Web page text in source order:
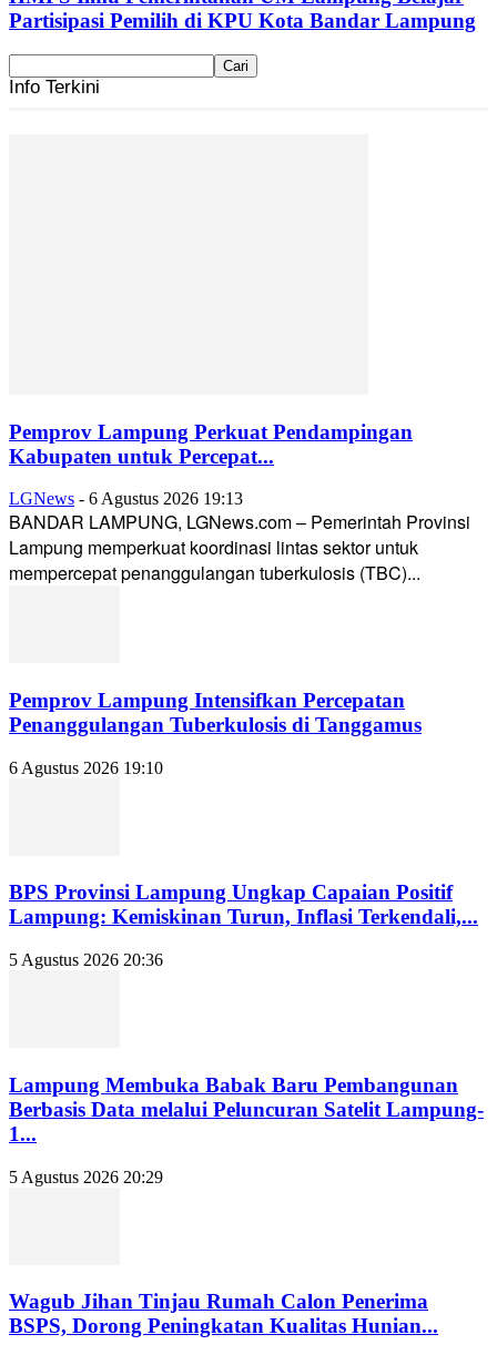
Partisipasi Pemilih di KPU Kota Bandar Lampung
Info Terkini
Pemprov Lampung Perkuat Pendampingan
Kabupaten untuk Percepat...
LGNews - 6 Agustus 2026 19:13
BANDAR LAMPUNG, LGNews.com – Pemerintah Provinsi
Lampung memperkuat koordinasi lintas sektor untuk
mempercepat penanggulangan tuberkulosis (TBC)...
Pemprov Lampung Intensifkan Percepatan
Penanggulangan Tuberkulosis di Tanggamus
6 Agustus 2026 19:10
BPS Provinsi Lampung Ungkap Capaian Positif
Lampung: Kemiskinan Turun, Inflasi Terkendali,...
5 Agustus 2026 20:36
Lampung Membuka Babak Baru Pembangunan
Berbasis Data melalui Peluncuran Satelit Lampung-
1...
5 Agustus 2026 20:29
Wagub Jihan Tinjau Rumah Calon Penerima
BSPS, Dorong Peningkatan Kualitas Hunian...